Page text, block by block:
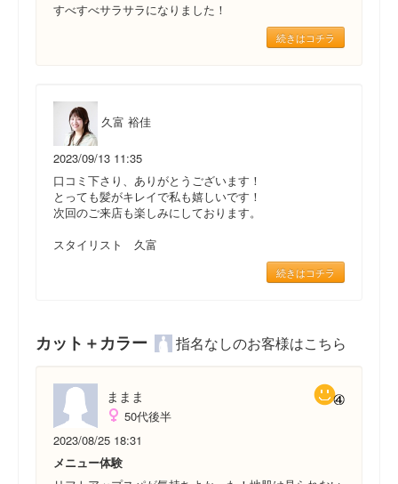
すべすべサラサラになりました！
続きはコチラ
久富 裕佳
2023/09/13 11:35
口コミ下さり、ありがとうございます！
とっても髪がキレイで私も嬉しいです！
次回のご来店も楽しみにしております。
スタイリスト 久富
続きはコチラ
カット＋カラー 指名なしのお客様はこちら
ままま
50代後半
2023/08/25 18:31
メニュー体験